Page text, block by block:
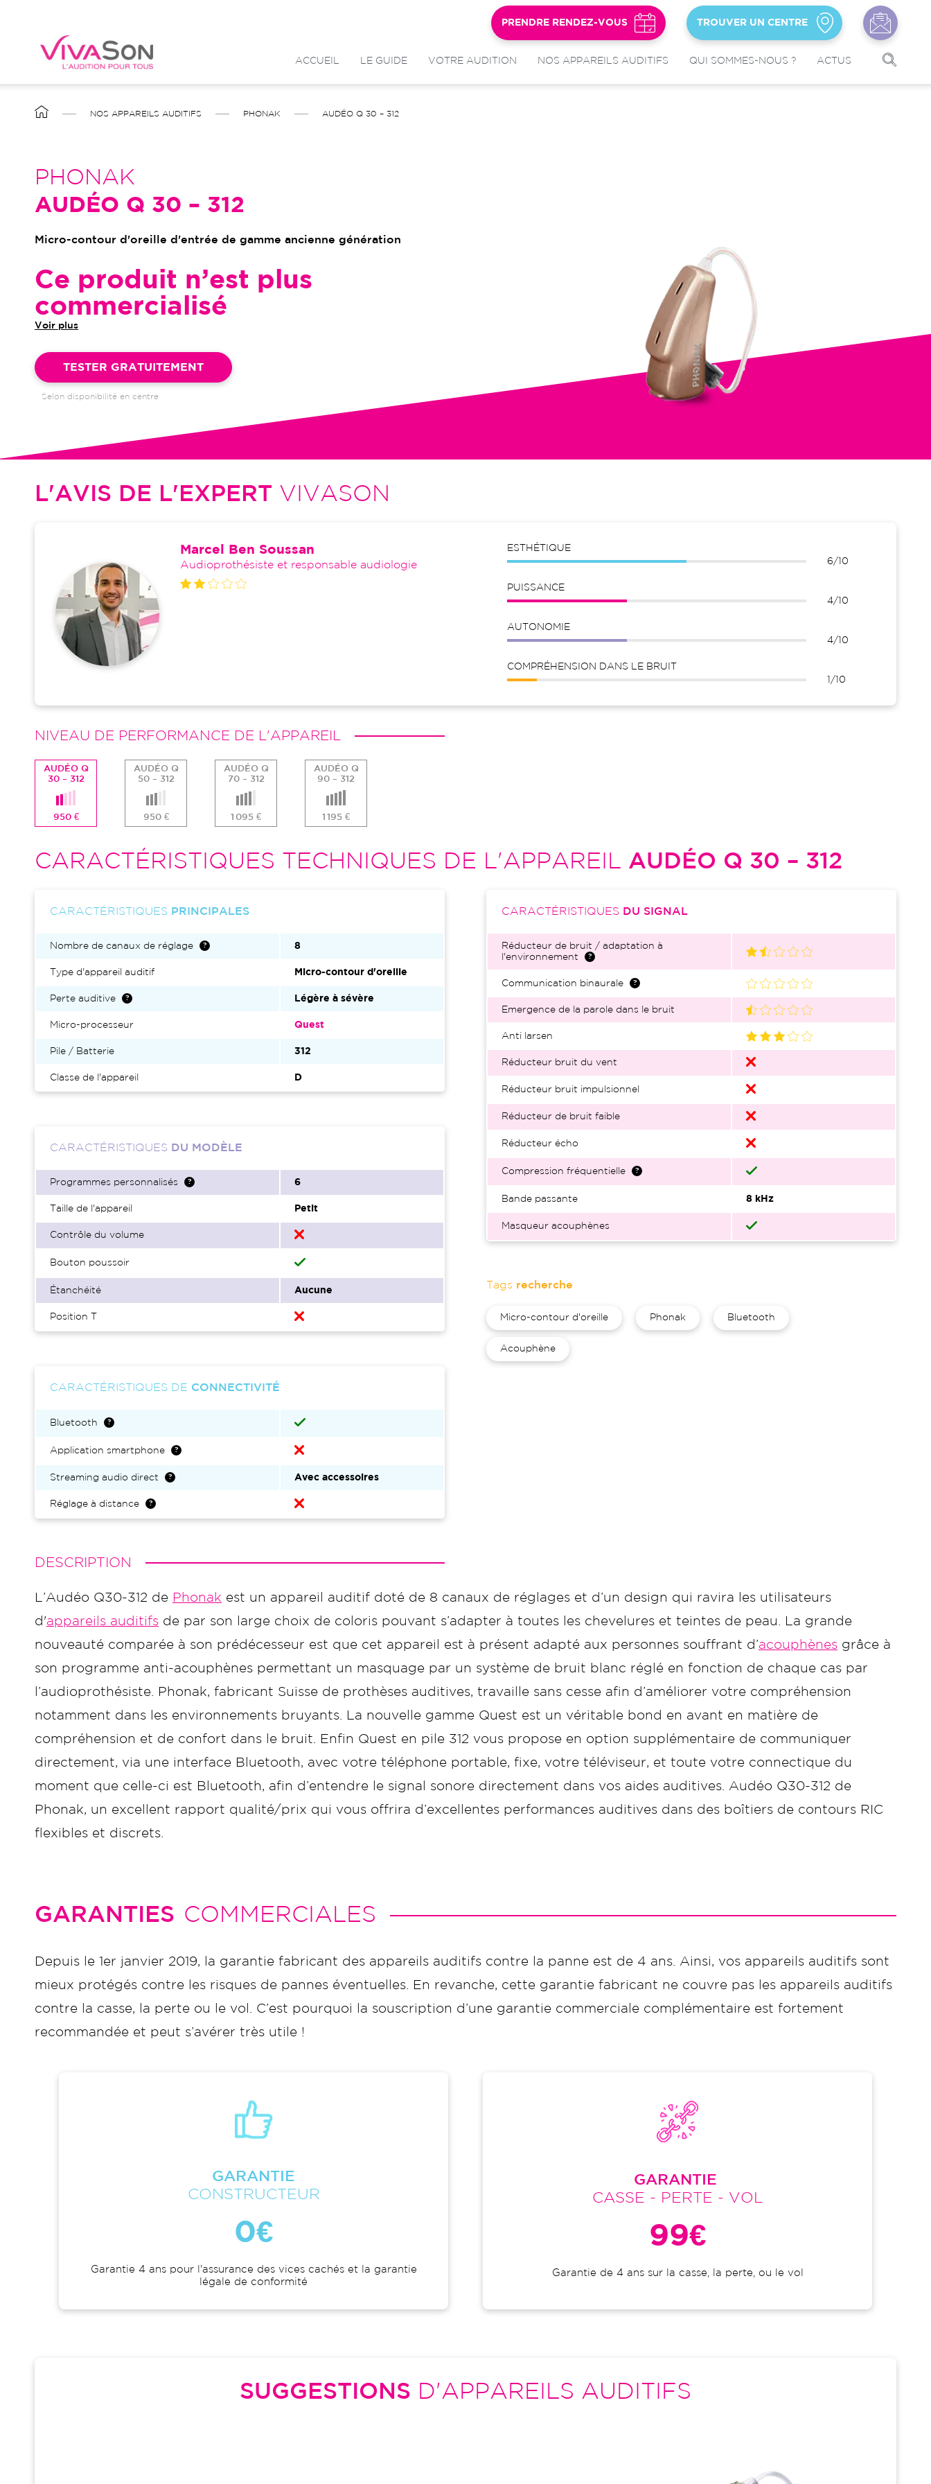
contenu
ACCUEIL LE GUIDE VOTRE AUDITION NOS APPAREILS AUDITIFS QUI SOMMES-NOUS ? ACTUS
PRENDRE RENDEZ-VOUS TROUVER UN CENTRE
FIL
NOS APPAREILS AUDITIFS PHONAK AUDÉO Q 30 – 312
PHONAK
AUDÉO Q 30 – 312
Micro-contour d'oreille d'entrée de gamme ancienne génération
Ce produit n’est plus
commercialisé
Voir plus
TESTER GRATUITEMENT
Selon disponibilité en centre
L'AVIS DE L'EXPERT VIVASON
Marcel Ben Soussan
Audioprothésiste et responsable audiologie
ESTHÉTIQUE
6/10
PUISSANCE
4/10
AUTONOMIE
4/10
COMPRÉHENSION DANS LE BRUIT
1/10
NIVEAU DE PERFORMANCE DE L'APPAREIL
AUDÉO Q
30 – 312
950 €
AUDÉO Q
50 – 312
950 €
AUDÉO Q
70 – 312
1 095 €
AUDÉO Q
90 – 312
1 195 €
CARACTÉRISTIQUES TECHNIQUES DE L'APPAREIL AUDÉO Q 30 – 312
CARACTÉRISTIQUES PRINCIPALES
Nombre de canaux de réglage 8
Type d'appareil auditif Micro-contour d'oreille
Perte auditive Légère à sévère
Micro-processeur Quest
Pile / Batterie 312
Classe de l'appareil D
CARACTÉRISTIQUES DU MODÈLE
Programmes personnalisés 6
Taille de l'appareil Petit
Contrôle du volume
Bouton poussoir
Étanchéité Aucune
Position T
CARACTÉRISTIQUES DE CONNECTIVITÉ
Bluetooth
Application smartphone
Streaming audio direct Avec accessoires
Réglage à distance
CARACTÉRISTIQUES DU SIGNAL
Réducteur de bruit / adaptation à
l'environnement
Communication binaurale
Emergence de la parole dans le bruit
Anti larsen
Réducteur bruit du vent
Réducteur bruit impulsionnel
Réducteur de bruit faible
Réducteur écho
Compression fréquentielle
Bande passante 8 kHz
Masqueur acouphènes
Tags recherche
Micro-contour d'oreille Phonak Bluetooth
Acouphène
DESCRIPTION
L’Audéo Q30-312 de Phonak est un appareil auditif doté de 8 canaux de réglages et d’un design qui ravira les utilisateurs
d'appareils auditifs de par son large choix de coloris pouvant s’adapter à toutes les chevelures et teintes de peau. La grande
nouveauté comparée à son prédécesseur est que cet appareil est à présent adapté aux personnes souffrant d’acouphènes grâce à
son programme anti-acouphènes permettant un masquage par un système de bruit blanc réglé en fonction de chaque cas par
l’audioprothésiste. Phonak, fabricant Suisse de prothèses auditives, travaille sans cesse afin d’améliorer votre compréhension
notamment dans les environnements bruyants. La nouvelle gamme Quest est un véritable bond en avant en matière de
compréhension et de confort dans le bruit. Enfin Quest en pile 312 vous propose en option supplémentaire de communiquer
directement, via une interface Bluetooth, avec votre téléphone portable, fixe, votre téléviseur, et toute votre connectique du
moment que celle-ci est Bluetooth, afin d’entendre le signal sonore directement dans vos aides auditives. Audéo Q30-312 de
Phonak, un excellent rapport qualité/prix qui vous offrira d’excellentes performances auditives dans des boîtiers de contours RIC
flexibles et discrets.
GARANTIES COMMERCIALES
Depuis le 1er janvier 2019, la garantie fabricant des appareils auditifs contre la panne est de 4 ans. Ainsi, vos appareils auditifs sont
mieux protégés contre les risques de pannes éventuelles. En revanche, cette garantie fabricant ne couvre pas les appareils auditifs
contre la casse, la perte ou le vol. C’est pourquoi la souscription d’une garantie commerciale complémentaire est fortement
recommandée et peut s’avérer très utile !
GARANTIE
CONSTRUCTEUR
0€
Garantie 4 ans pour l'assurance des vices cachés et la garantie
légale de conformité
GARANTIE
CASSE - PERTE - VOL
99€
Garantie de 4 ans sur la casse, la perte, ou le vol
SUGGESTIONS D'APPAREILS AUDITIFS